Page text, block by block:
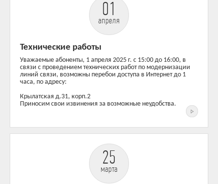
01
апреля
Технические работы
Уважаемые абоненты, 1 апреля 2025 г. c 15:00 до 16:00, в
связи с проведением технических работ по модернизации
линий связи, возможны перебои доступа в Интернет до 1
часа, по адресу:
Крылатская д.31, корп.2
Приносим свои извинения за возможные неудобства.
25
марта